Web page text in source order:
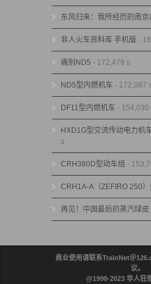
东风归来：我所经历的南京
非人火车资料库 手机版 -
痛别ND5 - 172,479 s
ND5型内燃机车 - 172,087
DF11型内燃机车 - 154,030
HXD1G型交流传动电力机
s
CRH380D型动车组 -
CRH1A-A（ZEFIRO 250）
再见！中国最后的蒸汽绿皮
商业使用请联系TrainNet＠
议。
@1998-2023 非人狂